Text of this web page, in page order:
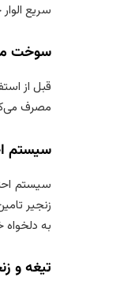
سریع
سوخت مورد
مصرف
سیستم
به
تیغه و